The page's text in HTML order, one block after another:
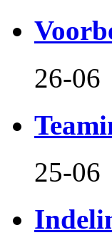
26-06
25-06